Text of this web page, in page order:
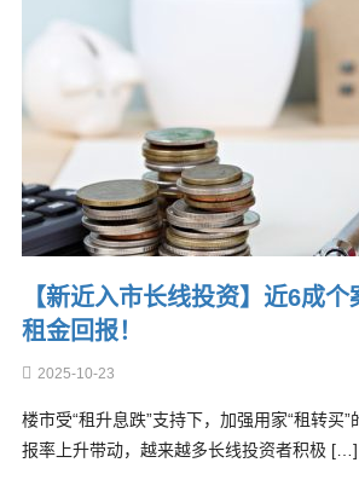
【新近入市长线投资】近6成
租金回报！
2025-10-23
楼市受“租升息跌”支持下，加强用家“租转买
报率上升带动，越来越多长线投资者积极 […]